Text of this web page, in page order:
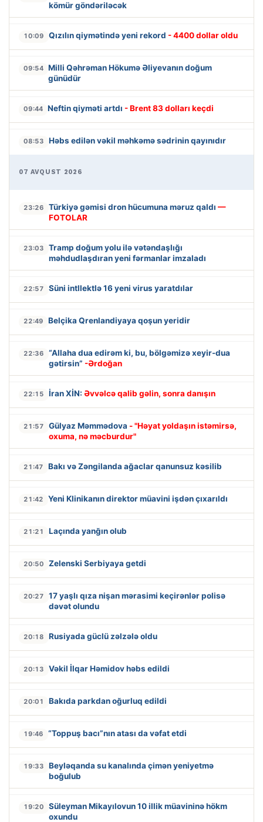
kömür göndəriləcək
10:09 Qızılın qiymətində yeni rekord - 4400 dollar oldu
09:54 Milli Qəhrəman Hökumə Əliyevanın doğum
günüdür
09:44 Neftin qiyməti artdı - Brent 83 dolları keçdi
08:53 Həbs edilən vəkil məhkəmə sədrinin qayınıdır
07 AVQUST 2026
23:26 Türkiyə gəmisi dron hücumuna məruz qaldı —
FOTOLAR
23:03
Tramp doğum yolu ilə vətəndaşlığı
məhdudlaşdıran yeni fərmanlar imzaladı
22:57 Süni intllektlə 16 yeni virus yaratdılar
22:49 Belçika Qrenlandiyaya qoşun yeridir
22:36
“Allaha dua edirəm ki, bu, bölgəmizə xeyir-dua
gətirsin” -Ərdoğan
22:15 İran XİN: Əvvəlcə qalib gəlin, sonra danışın
21:57 Gülyaz Məmmədova - "Həyat yoldaşın istəmirsə,
oxuma, nə məcburdur"
21:47 Bakı və Zəngilanda ağaclar qanunsuz kəsilib
21:42 Yeni Klinikanın direktor müavini işdən çıxarıldı
21:21 Laçında yanğın olub
20:50 Zelenski Serbiyaya getdi
20:27
17 yaşlı qıza nişan mərasimi keçirənlər polisə
dəvət olundu
20:18 Rusiyada güclü zəlzələ oldu
20:13 Vəkil İlqar Həmidov həbs edildi
20:01 Bakıda parkdan oğurluq edildi
19:46 “Toppuş bacı”nın atası da vəfat etdi
19:33
Beyləqanda su kanalında çimən yeniyetmə
boğulub
19:20
Süleyman Mikayılovun 10 illik müavininə hökm
oxundu